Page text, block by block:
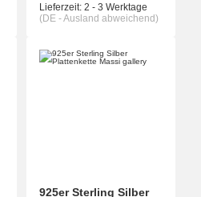
Lieferzeit: 2 - 3 Werktage
(DE - Ausland abweichend)
925er Sterling Silber